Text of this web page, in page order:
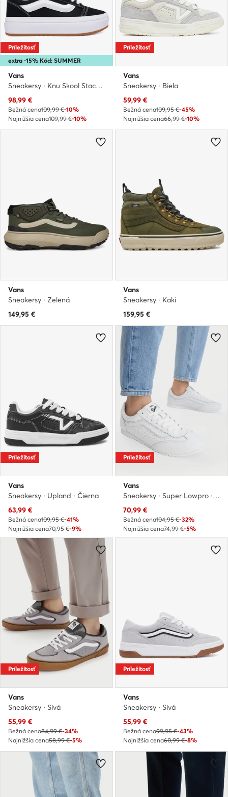
extra -15% Kód: SUMMER
Príležitosť
Vans
Sneakersy · Knu Skool Stack · Čierna
Aktuálna cena
98,99 €
Bežná cena109,99 €-10%
Najnižšia cena109,99 €-10%
Príležitosť
Vans
Sneakersy · Biela
Aktuálna cena
59,99 €
Bežná cena109,95 €-45%
Najnižšia cena66,99 €-10%
Vans
Sneakersy · Zelená
149,95 €
Vans
Sneakersy · Kaki
159,95 €
Príležitosť
Vans
Sneakersy · Upland · Čierna
Aktuálna cena
63,99 €
Bežná cena109,95 €-41%
Najnižšia cena70,95 €-9%
Príležitosť
Vans
Sneakersy · Super Lowpro · Biela
Aktuálna cena
70,99 €
Bežná cena104,95 €-32%
Najnižšia cena74,99 €-5%
Príležitosť
Vans
Sneakersy · Sivá
Aktuálna cena
55,99 €
Bežná cena84,99 €-34%
Najnižšia cena58,99 €-5%
Príležitosť
Vans
Sneakersy · Sivá
Aktuálna cena
55,99 €
Bežná cena99,95 €-43%
Najnižšia cena60,99 €-8%